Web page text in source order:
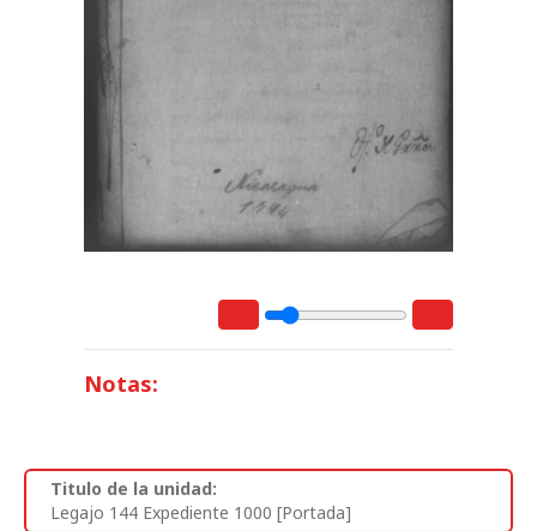
Notas:
Titulo de la unidad:
Legajo 144 Expediente 1000 [Portada]